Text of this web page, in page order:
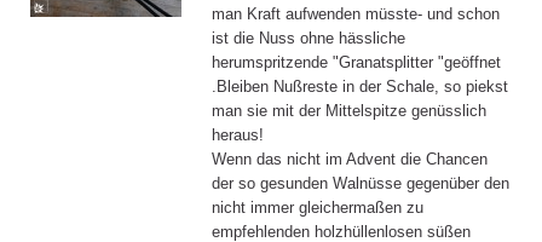
man Kraft aufwenden müsste- und schon
ist die Nuss ohne hässliche
herumspritzende "Granatsplitter "geöffnet
.Bleiben Nußreste in der Schale, so piekst
man sie mit der Mittelspitze genüsslich
heraus!
Wenn das nicht im Advent die Chancen
der so gesunden Walnüsse gegenüber den
nicht immer gleichermaßen zu
empfehlenden holzhüllenlosen süßen